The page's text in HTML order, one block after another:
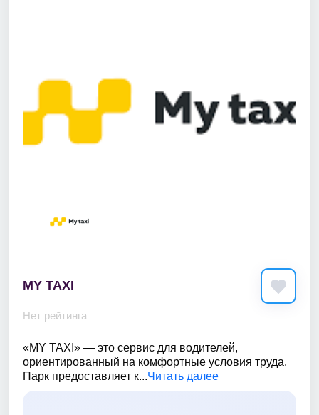
MY TAXI
Нет рейтинга
«MY TAXI» — это сервис для водителей,
ориентированный на комфортные условия труда.
Парк предоставляет к...Читать далее